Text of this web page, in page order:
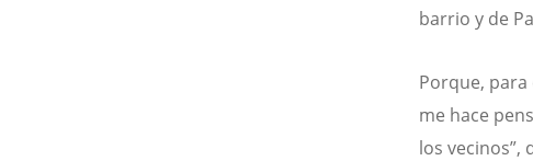
barrio y de
Porque, para
me hace
los vecinos”,